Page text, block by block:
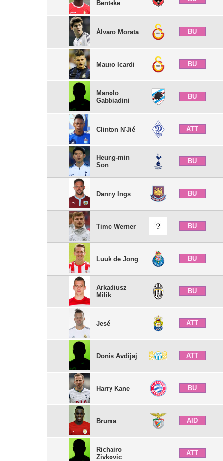
Benteke
Álvaro Morata BU
Mauro Icardi BU
Manolo
Gabbiadini
BU
Clinton N'Jié ATT
Heung-min
Son
BU
Danny Ings BU
Timo Werner BU
Luuk de Jong BU
Arkadiusz
Milik
BU
Jesé ATT
Donis Avdijaj ATT
Harry Kane BU
Bruma AID
Richairo
Zivkovic
ATT